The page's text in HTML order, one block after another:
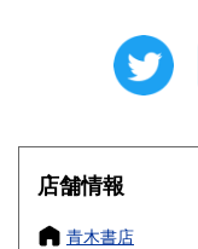
大阪府
奈良県
店舗情報
青木書店